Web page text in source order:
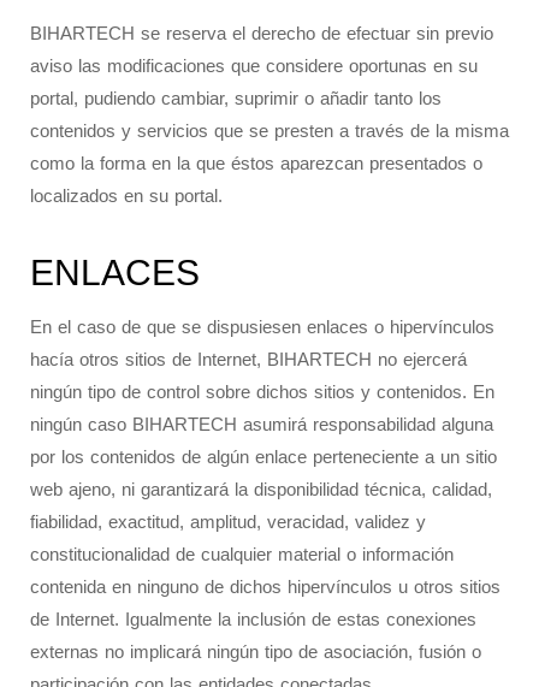
BIHARTECH se reserva el derecho de efectuar sin previo
aviso las modificaciones que considere oportunas en su
portal, pudiendo cambiar, suprimir o añadir tanto los
contenidos y servicios que se presten a través de la misma
como la forma en la que éstos aparezcan presentados o
localizados en su portal.
ENLACES
En el caso de que se dispusiesen enlaces o hipervínculos
hacía otros sitios de Internet, BIHARTECH no ejercerá
ningún tipo de control sobre dichos sitios y contenidos. En
ningún caso BIHARTECH asumirá responsabilidad alguna
por los contenidos de algún enlace perteneciente a un sitio
web ajeno, ni garantizará la disponibilidad técnica, calidad,
fiabilidad, exactitud, amplitud, veracidad, validez y
constitucionalidad de cualquier material o información
contenida en ninguno de dichos hipervínculos u otros sitios
de Internet. Igualmente la inclusión de estas conexiones
externas no implicará ningún tipo de asociación, fusión o